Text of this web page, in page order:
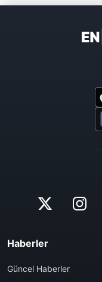
Haberler
Güncel Haberler